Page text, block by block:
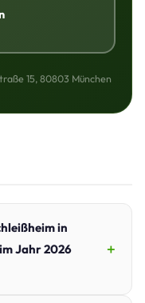
15, 80803 München
in
Jahr 2026